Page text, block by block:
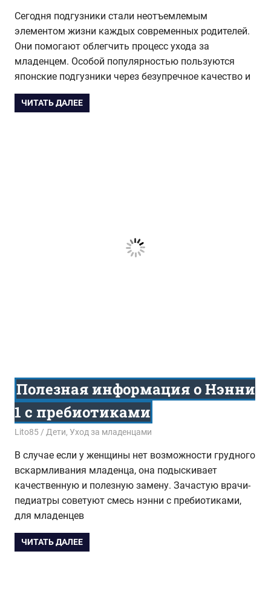
Сегодня подгузники стали неотъемлемым
элементом жизни каждых современных родителей.
Они помогают облегчить процесс ухода за
младенцем. Особой популярностью пользуются
японские подгузники через безупречное качество и
ЧИТАТЬ ДАЛЕЕ
Полезная информация о Нэнни
1 с пребиотиками
19.11.2017
Lito85 Дети, Уход за младенцами
В случае если у женщины нет возможности грудного
вскармливания младенца, она подыскивает
качественную и полезную замену. Зачастую врачи-
педиатры советуют смесь нэнни с пребиотиками,
для младенцев
ЧИТАТЬ ДАЛЕЕ